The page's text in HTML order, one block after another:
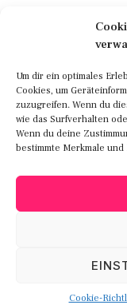
Um dir ein optimales
Cookies, um
zuzugreifen. Wenn du
wie das Surfverhalten
Wenn du deine
bestimmte Merkmale
Cookie-